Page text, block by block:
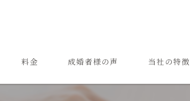
料金 成婚者様の声 当社の特徴